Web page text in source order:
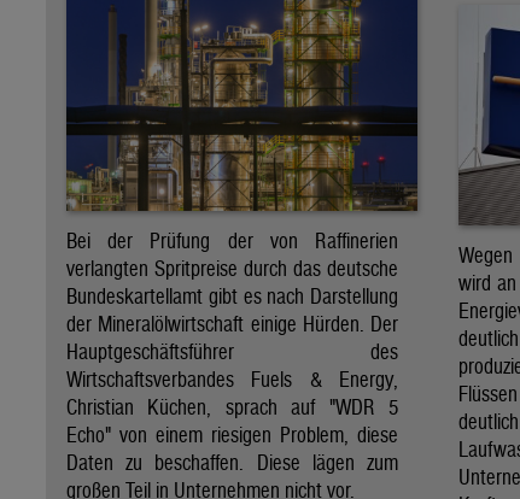
Bei der Prüfung der von Raffinerien
verlangten Spritpreise durch das deutsche
Bundeskartellamt gibt es nach Darstellung
der Mineralölwirtschaft einige Hürden. Der
Hauptgeschäftsführer des
Wirtschaftsverbandes Fuels & Energy,
Christian Küchen, sprach auf "WDR 5
Echo" von einem riesigen Problem, diese
Daten zu beschaffen. Diese lägen zum
großen Teil in Unternehmen nicht vor.
wird